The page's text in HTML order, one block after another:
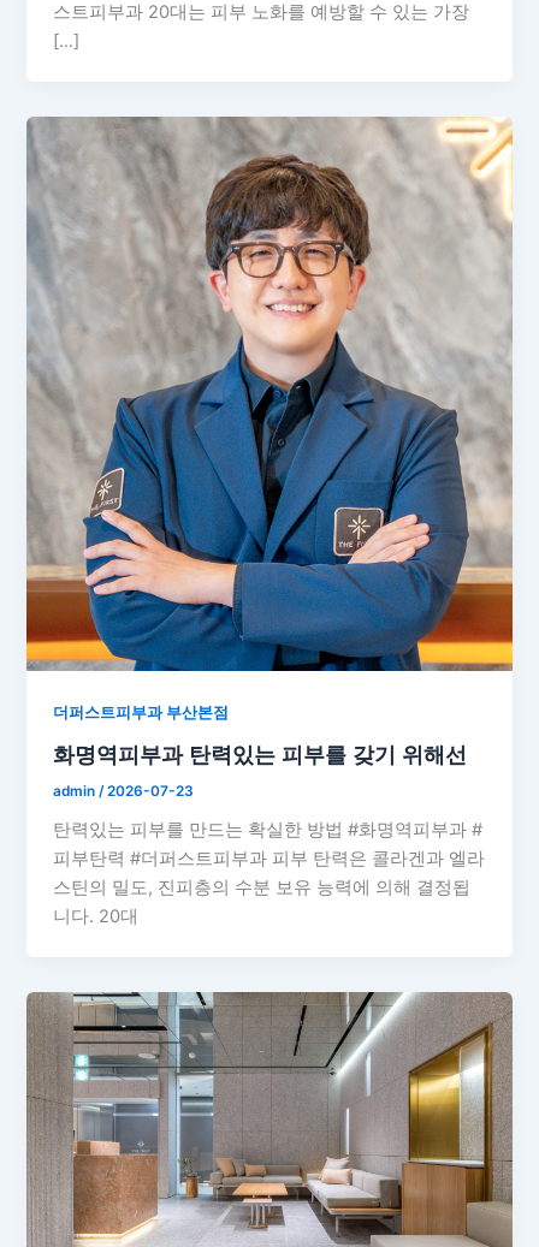
스트피부과 20대는 피부 노화를 예방할 수 있는 가장
[…]
더퍼스트피부과 부산본점
화명역피부과 탄력있는 피부를 갖기 위해선
admin /2026-07-23
탄력있는 피부를 만드는 확실한 방법 #화명역피부과 #
피부탄력 #더퍼스트피부과 피부 탄력은 콜라겐과 엘라
스틴의 밀도, 진피층의 수분 보유 능력에 의해 결정됩
니다. 20대